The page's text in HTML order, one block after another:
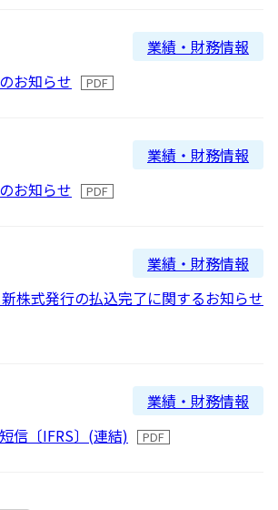
業績・財務情報
お知らせ
業績・財務情報
お知らせ
業績・財務情報
株式発行の払込完了に関するお知らせ
業績・財務情報
信〔IFRS〕(連結)